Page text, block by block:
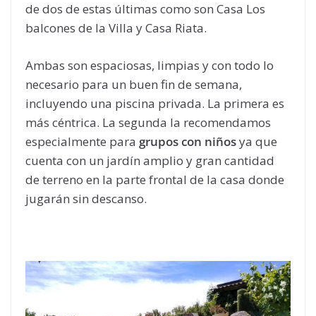
de dos de estas últimas como son Casa Los
balcones de la Villa y Casa Riata.
Ambas son espaciosas, limpias y con todo lo
necesario para un buen fin de semana,
incluyendo una piscina privada. La primera es
más céntrica. La segunda la recomendamos
especialmente para grupos con niñosya que
cuenta con un jardín amplio y gran cantidad
de terreno en la parte frontal de la casa donde
jugarán sin descanso.